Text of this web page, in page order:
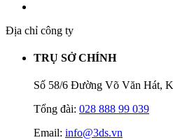
Địa chỉ công ty
TRỤ SỞ CHÍNH
Số 58/6 Đường Võ Văn Hát,
Tổng đài: 028 888 99 039
Email: info@3ds.vn